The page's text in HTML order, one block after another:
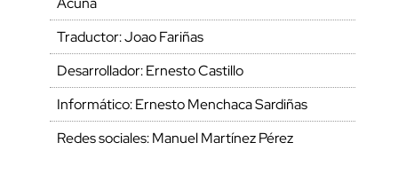
Traductor: Joao Fariñas
Desarrollador: Ernesto Castillo
Informático: Ernesto Menchaca Sardiñas
Redes sociales: Manuel Martínez Pérez